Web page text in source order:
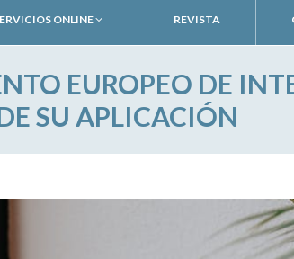
ONLINE REVISTA
EUROPEO DE
SU APLICACIÓN